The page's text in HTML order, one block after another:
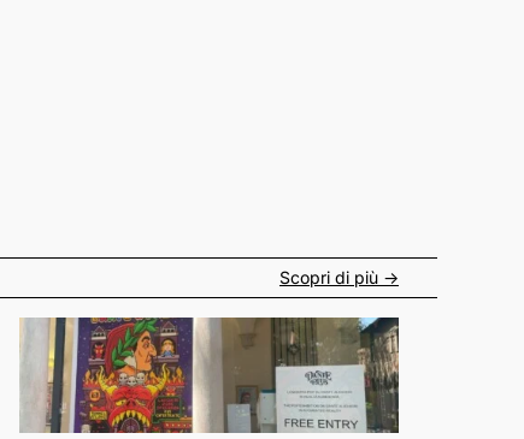
Scopri di più ->